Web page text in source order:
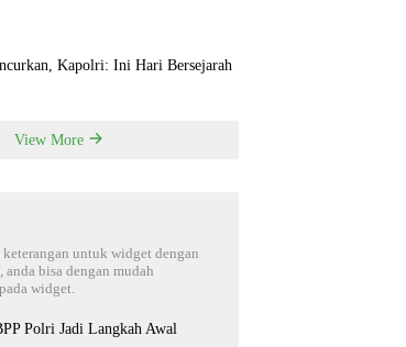
Kapolri: Ini Hari Bersejarah
View More
untuk widget dengan
bisa dengan mudah
widget.